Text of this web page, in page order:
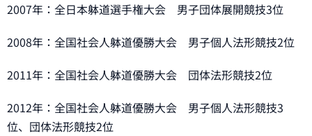
2007年：全日本躰道選手権大会 男子団体展開競技3位
2008年：全国社会人躰道優勝大会 男子個人法形競技2位
2011年：全国社会人躰道優勝大会 団体法形競技2位
2012年：全国社会人躰道優勝大会 男子個人法形競技3
位、団体法形競技2位